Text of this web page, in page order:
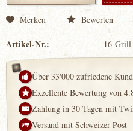
Merken Bewerten
Artikel-Nr.: 16-
Über 33'000 zufriedene
Exzellente Bewertung von
Zahlung in 30 Tagen mit
Versand mit Schweizer Post